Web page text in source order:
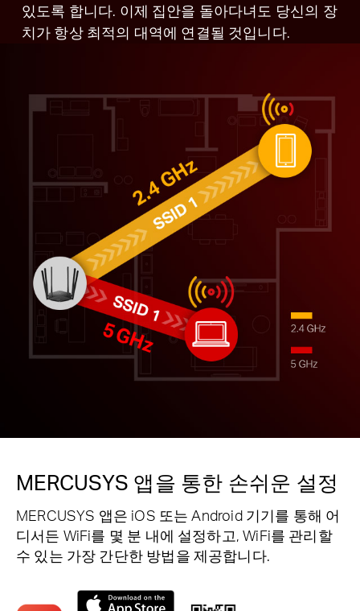
있도록 합니다. 이제 집안을 돌아다녀도 당신의 장
치가 항상 최적의 대역에 연결될 것입니다.
MERCUSYS 앱을 통한 손쉬운 설정
MERCUSYS 앱은 iOS 또는 Android 기기를 통해 어
디서든 WiFi를 몇 분 내에 설정하고, WiFi를 관리할
수 있는 가장 간단한 방법을 제공합니다.